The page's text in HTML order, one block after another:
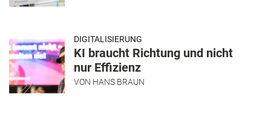
DIGITALISIERUNG
KI braucht Richtung und nicht
nur Effizienz
VON HANS BRAUN